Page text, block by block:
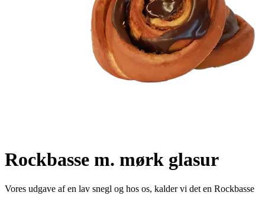
Rockbasse m. mørk glasur
Vores udgave af en lav snegl og hos os, kalder vi det en Rockbasse